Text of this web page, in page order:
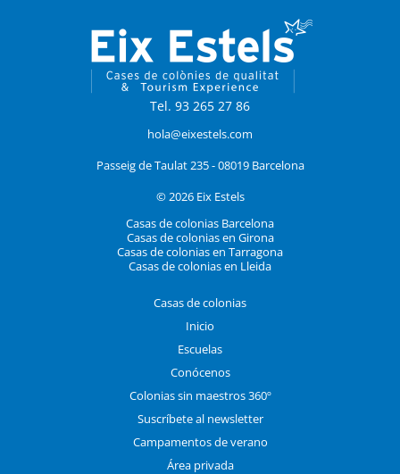
Tel. 93 265 27 86
hola@eixestels.com
Passeig de Taulat 235 - 08019 Barcelona
© 2026 Eix Estels
Casas de colonias Barcelona
Casas de colonias en Girona
Casas de colonias en Tarragona
Casas de colonias en Lleida
Casas de colonias
Inicio
Escuelas
Conócenos
Colonias sin maestros 360º
Suscríbete al newsletter
Campamentos de verano
Área privada